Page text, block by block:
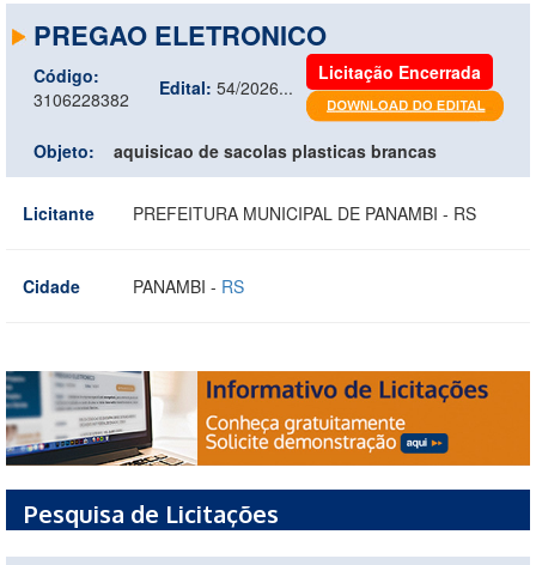
PREGAO ELETRONICO
Código:
3106228382
Edital: 54/2026...
Licitação Encerrada
Objeto: aquisicao de sacolas plasticas brancas
Licitante PREFEITURA MUNICIPAL DE PANAMBI - RS
Cidade PANAMBI - RS
Pesquisa de Licitações